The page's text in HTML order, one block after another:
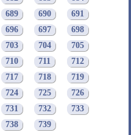
689 690
691
696 697
698
703 704
705
710 711
712
717 718
719
724 725
726
731 732
733
738 739